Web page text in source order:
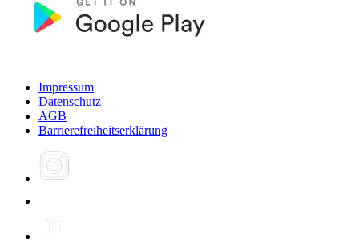
Impressum
Datenschutz
AGB
Barrierefreiheitserklärung